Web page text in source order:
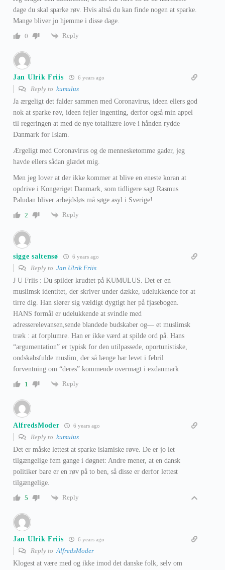
dage du skal sparke røv. Hvis altså du kan finde nogen at sparke.
Mange bliver jo hjemme i disse dage.
0
Reply
Jan Ulrik Friis 6 years ago
Reply to kumulus
Ja ærgeligt det falder sammen med Coronavirus, ideen ellers god
nok at sparke røv, ideen fejler ingenting, derfor også min appel
til regeringen at med de nye totalitære love i hånden rydde
Danmark for Islam.
Ærgeligt med Coronavirus og de mennesketomme gader, jeg
havde ellers sådan glædet mig.
Men jeg lover at der ikke kommer at blive en eneste koran at
opdrive i Kongeriget Danmark, som tidligere sagt Rasmus
Paludan bliver arbejdsløs må søge asyl i Sverige!
2
Reply
sigge saltensø 6 years ago
Reply to Jan Ulrik Friis
J U Friis : Du spilder krudtet på KUMULUS. Det er en
muslimsk identitet, der skriver under dække, udelukkende for at
tirre dig. Han slører sig vældigt dygtigt her på fjasebogen.
HANS formål er udelukkende at svindle med
adresserelevansen,sende blandede budskaber og— et muslimsk
træk : at forplumre. Han er ikke værd at spilde ord på. Hans
“argumentation” er typisk for den utilpassede, oportunistiske,
ondskabsfulde muslim, der så længe har levet i febril
forventning om “deres” kommende overmagt i exdanmark
1
Reply
AlfredsModer 6 years ago
Reply to kumulus
Det er måske lettest at sparke islamiske røve. De er jo let
tilgængelige fem gange i døgnet: Andre mener, at en dansk
politiker bare er en røv på to ben, så disse er derfor lettest
tilgængelige.
5
Reply
Jan Ulrik Friis 6 years ago
Reply toAlfredsModer
Klogest at være med og ikke imod det danske folk, selv om